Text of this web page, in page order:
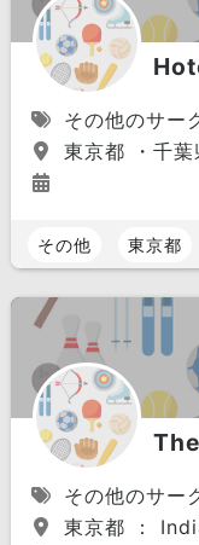
その他のサー
東京都 ・千
その他 東京都
その他のサー
東京都 ：